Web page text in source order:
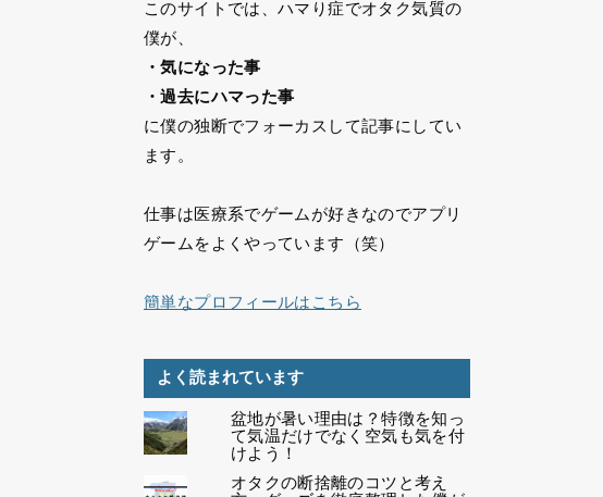
このサイトでは、ハマり症でオタク気質の
僕が、
・気になった事
・過去にハマった事
に僕の独断でフォーカスして記事にしてい
ます。
仕事は医療系でゲームが好きなのでアプリ
ゲームをよくやっています（笑）
簡単なプロフィールはこちら
よく読まれています
盆地が暑い理由は？特徴を知っ
て気温だけでなく空気も気を付
けよう！
オタクの断捨離のコツと考え